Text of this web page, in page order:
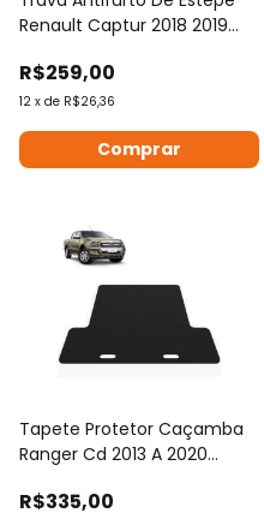
Renault Captur 2018 2019
R$259,00
12 x de R$26,36
Tapete Protetor Caçamba
Ranger Cd 2013 A 2020
R$335,00